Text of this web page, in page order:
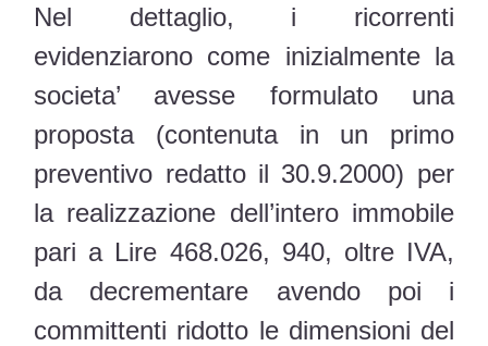
Nel dettaglio, i ricorrenti
evidenziarono come inizialmente la
societa’ avesse formulato una
proposta (contenuta in un primo
preventivo redatto il 30.9.2000) per
la realizzazione dell’intero immobile
pari a Lire 468.026, 940, oltre IVA,
da decrementare avendo poi i
committenti ridotto le dimensioni del